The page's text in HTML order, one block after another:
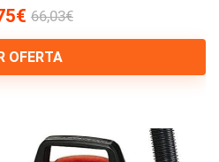
66,03€
OFERTA